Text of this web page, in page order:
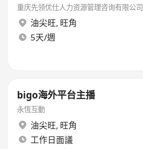
重庆先领优仕人力资源管理咨询有限公司
油尖旺, 旺角
5天/週
bigo海外平台主播
永恆互動
油尖旺, 旺角
工作日面議